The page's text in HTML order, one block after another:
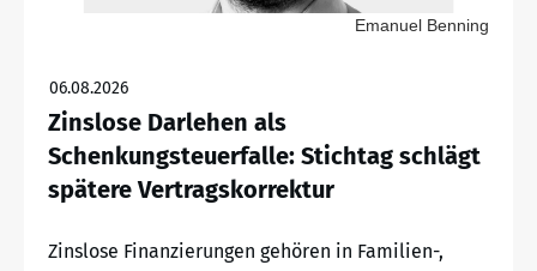
Emanuel Benning
06.08.2026
Zinslose Darlehen als
Schenkungsteuerfalle: Stichtag schlägt
spätere Vertragskorrektur
Zinslose Finanzierungen gehören in Familien-,